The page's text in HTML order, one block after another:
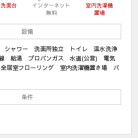
面台
インターネット
無料
室内洗濯機
置場
設備
シャワー 洗面所独立 トイレ 温水洗浄
給湯 プロパンガス 水道(公営) 電気
居室フローリング 室内洗濯機置き場 バ
条件